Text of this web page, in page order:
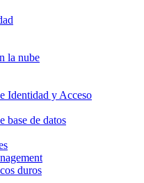
la nube
Identidad y Acceso
base de datos
duros